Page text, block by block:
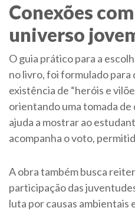
Conexões
universo
O guia prático para a
no livro, foi formulado para
existência de “heróis e
orientando uma tomada
ajuda a mostrar ao
acompanha o voto,
A obra também busca
participação das
luta por causas ambientais